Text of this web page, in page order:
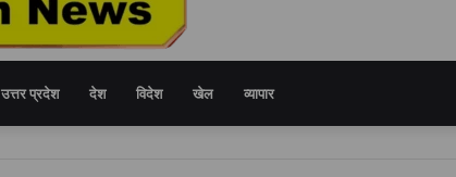
उत्तर प्रदेश देश विदेश खेल व्यापार